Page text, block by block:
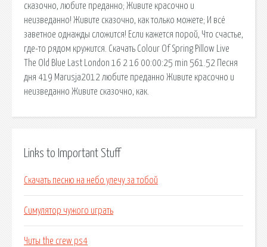
сказочно, любите преданно; Живите красочно и
неизведанно! Живите сказочно, как только можете; И всё
заветное однажды сложится! Если кажется порой, Что счастье,
где-то рядом кружится. Скачать Colour Of Spring Pillow Live
The Old Blue Last London 16 2 16 00:00:25 min 561.52 Песня
дня 419 Marusja2012 любите преданно Живите красочно и
неизведанно Живите сказочно, как.
Links to Important Stuff
Скачать песню на небо улечу за тобой
Симулятор чужого играть
Читы the crew ps4